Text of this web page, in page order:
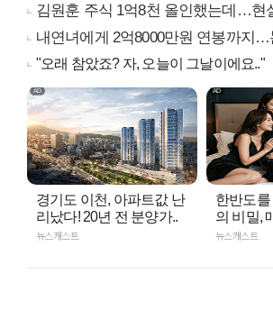
김원훈 주식 1억8천 올인했는데…현
내연녀에게 2억8000만원 연봉까지
"오래 참았죠? 자, 오늘이 그날이에요.."
경기도 이천, 아파트값 난
리났다! 20년 전 분양가..
뉴스캐스트
한반도를
의 비밀,
뉴스캐스트